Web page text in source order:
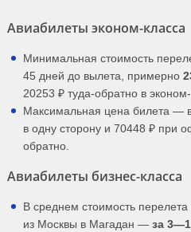
Авиабилеты эконом-класса
Минимальная стоимость
45 дней до вылета, примерно
20253 ₽ туда-обратно в
Максимальная цена билета —
в одну сторону и 70448 ₽ при
обратно.
Авиабилеты бизнес-класса
В среднем стоимость
из Москвы в Магадан — за